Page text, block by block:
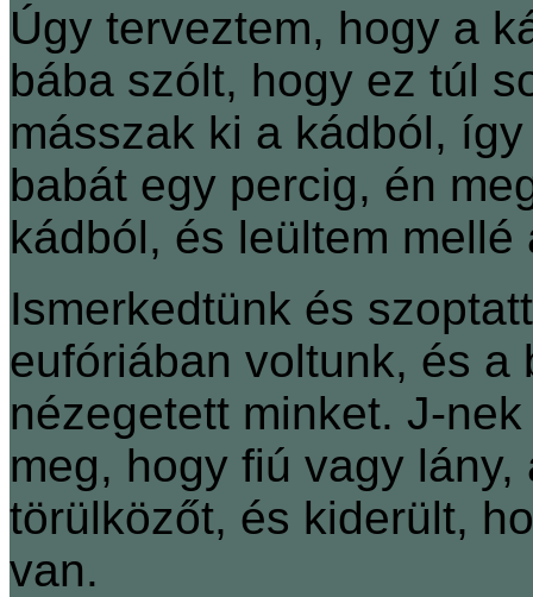
Úgy terveztem, hogy a
bába szólt, hogy ez túl
másszak ki a kádból,
babát egy percig, én
kádból, és leültem mellé
Ismerkedtünk és
eufóriában voltunk, és
nézegetett minket. J-
meg, hogy fiú vagy
törülközőt, és kiderült,
van.